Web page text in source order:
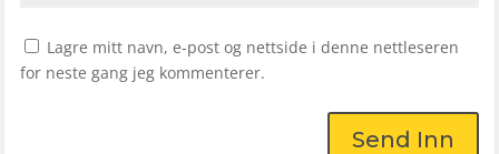
Lagre mitt navn, e-post og nettside i denne nettleseren
for neste gang jeg kommenterer.
Send Inn